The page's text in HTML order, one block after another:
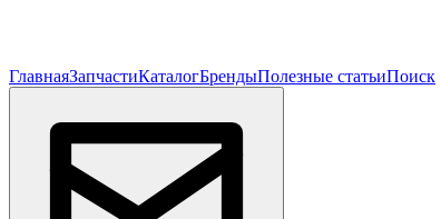
ГлавнаяЗапчастиКаталогБрендыПолезные статьиПоиск